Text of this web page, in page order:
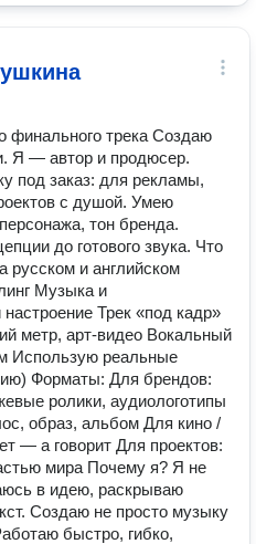
финального трека Создаю
Я — автор и продюсер.
под заказ: для рекламы,
с душой. Умею
тон бренда.
до готового звука. Что
русском и английском
Музыка и
Трек «под кадр»
метр, арт-видео Вокальный
Использую реальные
Форматы: Для брендов:
ролики, аудиологотипы
образ, альбом Для кино /
— а говорит Для проектов:
мира Почему я? Я не
в идею, раскрываю
Создаю не просто музыку
быстро, гибко,